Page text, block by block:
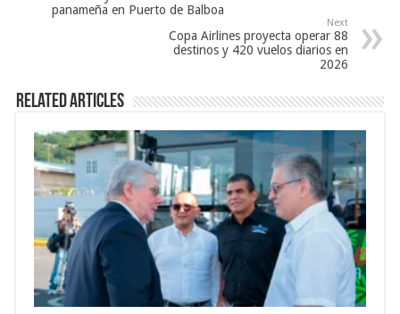
panameña en Puerto de Balboa
Next
Copa Airlines proyecta operar 88
destinos y 420 vuelos diarios en
2026
Related Articles